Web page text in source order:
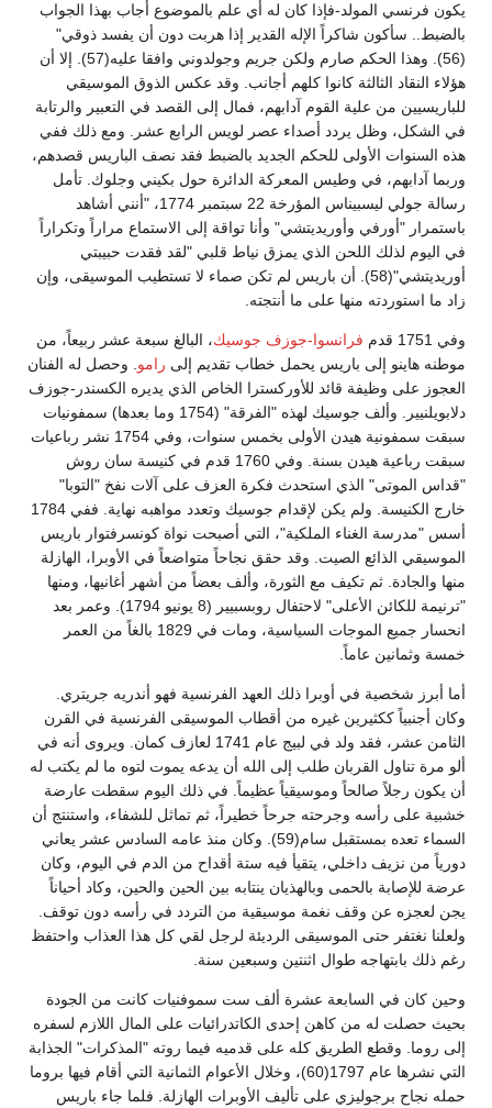
يكون فرنسي المولد-فإذا كان له أي علم بالموضوع أجاب بهذا الجواب
بالضبط.. سأكون شاكراً الإله القدير إذا هربت دون أن يفسد ذوقي"
(56). وهذا الحكم صارم ولكن جريم وجولدوني وافقا عليه(57). إلا أن
هؤلاء النقاد الثالثة كانوا كلهم أجانب. وقد عكس الذوق الموسيقي
للباريسيين من علية القوم آدابهم، فمال إلى القصد في التعبير والرتابة
في الشكل، وظل يردد أصداء عصر لويس الرابع عشر. ومع ذلك ففي
هذه السنوات الأولى للحكم الجديد بالضبط فقد نصف الباريس قصدهم،
وربما آدابهم، في وطيس المعركة الدائرة حول بكيني وجلوك. تأمل
رسالة جولي ليسبيناس المؤرخة 22 سبتمبر 1774، "أنني أشاهد
باستمرار "أورفي وأوريديتشي" وأنا تواقة إلى الاستماع مراراً وتكراراً
في اليوم لذلك اللحن الذي يمزق نياط قلبي "لقد فقدت حبيبتي
أوريديتشي"(58). أن باريس لم تكن صماء لا تستطيب الموسيقى، وإن
زاد ما استوردته منها على ما أنتجته.
وفي 1751 قدم فرانسوا-جوزف جوسيك، البالغ سبعة عشر ربيعاً، من
موطنه هاينو إلى باريس يحمل خطاب تقديم إلى رامو . وحصل له الفنان
العجوز على وظيفة قائد للأوركسترا الخاص الذي يديره الكسندر-جوزف
دلابويلنيير. وألف جوسيك لهذه "الفرقة" (1754 وما بعدها) سمفونيات
سبقت سمفونية هيدن الأولى بخمس سنوات، وفي 1754 نشر رباعيات
سبقت رباعية هيدن بسنة. وفي 1760 قدم في كنيسة سان روش
"قداس الموتى" الذي استحدث فكرة العزف على آلات نفخ "التوبا"
خارج الكنيسة. ولم يكن لإقدام جوسيك وتعدد مواهبه نهاية. ففي 1784
أسس "مدرسة الغناء الملكية"، التي أصبحت نواة كونسرفتوار باريس
الموسيقي الذائع الصيت. وقد حقق نجاحاً متواضعاً في الأوبرا، الهازلة
منها والجادة. ثم تكيف مع الثورة، وألف بعضاً من أشهر أغانيها، ومنها
"ترنيمة للكائن الأعلى" لاحتفال روبسبيير (8 يونيو 1794). وعمر بعد
انحسار جميع الموجات السياسية، ومات في 1829 بالغاً من العمر
خمسة وثمانين عاماً.
أما أبرز شخصية في أوبرا ذلك العهد الفرنسية فهو أندريه جريتري.
وكان أجنبياً ككثيرين غيره من أقطاب الموسيقى الفرنسية في القرن
الثامن عشر، فقد ولد في لبيج عام 1741 لعازف كمان. ويروى أنه في
ألو مرة تناول القربان طلب إلى الله أن يدعه يموت لتوه ما لم يكتب له
أن يكون رجلاً صالحاً وموسيقياً عظيماً. في ذلك اليوم سقطت عارضة
خشبية على رأسه وجرحته جرحاً خطيراً، ثم تماثل للشفاء، واستنتج أن
السماء تعده بمستقبل سام(59). وكان منذ عامه السادس عشر يعاني
دورياً من نزيف داخلي، يتقيأ فيه ستة أقداح من الدم في اليوم، وكان
عرضة للإصابة بالحمى وبالهذيان ينتابه بين الحين والحين، وكاد أحياناً
يجن لعجزه عن وقف نغمة موسيقية من التردد في رأسه دون توقف.
ولعلنا نغتفر حتى الموسيقى الرديئة لرجل لقي كل هذا العذاب واحتفظ
رغم ذلك بابتهاجه طوال اثنتين وسبعين سنة.
وحين كان في السابعة عشرة ألف ست سموفنيات كانت من الجودة
بحيث حصلت له من كاهن إحدى الكاتدرائيات على المال اللازم لسفره
إلى روما. وقطع الطريق كله على قدميه فيما روته "المذكرات" الجذابة
التي نشرها عام 1797(60)، وخلال الأعوام الثمانية التي أقام فيها بروما
حمله نجاح برجوليزي على تأليف الأوبرات الهازلة. فلما جاء باريس